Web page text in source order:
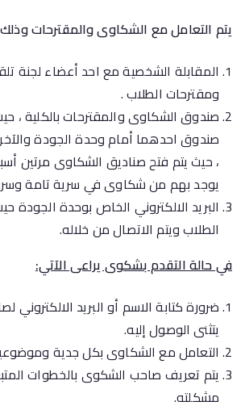
يتم التعامل مع الشكاوى والمقترحات
المقابلة الشخصية مع احد أعضاء لجنة
ومقترحات الطلاب .
صندوق احدهما أمام وحدة الجودة
، حيث يتم فتح صناديق الشكاوى مرتين
يوجد بهم من شكاوى في سرية تامة
البريد الالكتروني الخاص بوحدة الجودة
الطلاب ويتم الاتصال من خلاله.
في حالة التقدم بشكوى يراعى الآتي:
ضرورة كتابة الاسم أو البريد
يتثنى الوصول إليه.
التعامل مع الشكاوى بكل جدية
يتم تعريف صاحب الشكوى بالخطوات
مشكلته.